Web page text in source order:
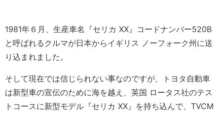
1981年６月、生産車名『セリカ XX』コードナンバー520B
と呼ばれるクルマが日本からイギリス ノーフォーク州に送
り込まれました。
そして現在では信じられない事なのですが、トヨタ自動車
は新型車の宣伝のために海を越え、英国 ロータス社のテス
トコースに新型モデル『セリカ XX』を持ち込んで、TVCM